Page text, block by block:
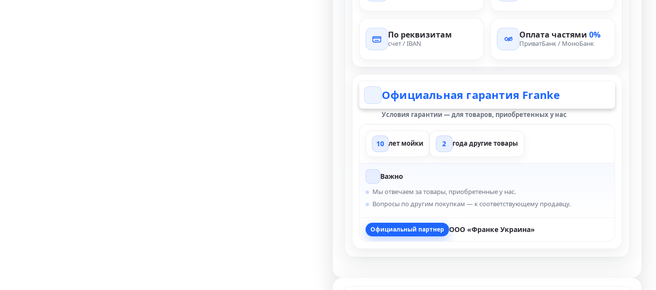
По реквизитам
счет / IBAN
Оплата частями 0%
ПриватБанк / МоноБанк
Официальная гарантия Franke
Условия гарантии — для товаров, приобретенных у нас
10 лет мойки 2 года другие товары
Важно
Мы отвечаем за товары, приобретенные у нас.
Вопросы по другим покупкам — к соответствующему продавцу.
Официальный партнер ООО «Франке Украина»